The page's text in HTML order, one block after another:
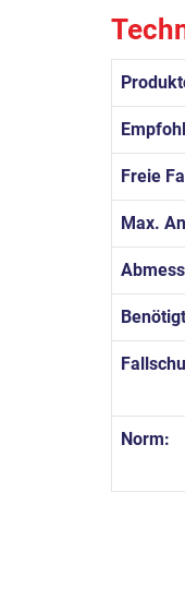
Freie
Max.
Norm: